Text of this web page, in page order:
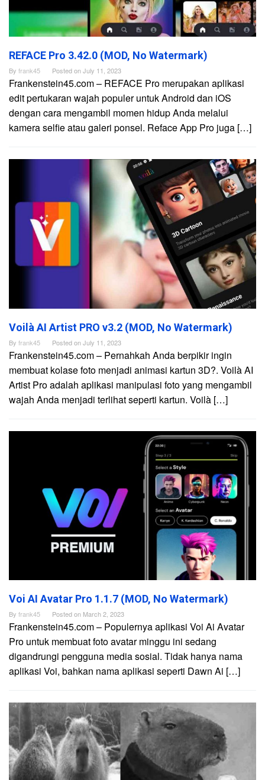
REFACE Pro 3.42.0 (MOD, No Watermark)
By frank45 Posted onJuly 11, 2023
Frankenstein45.com – REFACE Pro merupakan aplikasi
edit pertukaran wajah populer untuk Android dan iOS
dengan cara mengambil momen hidup Anda melalui
kamera selfie atau galeri ponsel. Reface App Pro juga […]
Voilà AI Artist PRO v3.2 (MOD, No Watermark)
By frank45 Posted onJuly 11, 2023
Frankenstein45.com – Pernahkah Anda berpikir ingin
membuat kolase foto menjadi animasi kartun 3D?. Voilà AI
Artist Pro adalah aplikasi manipulasi foto yang mengambil
wajah Anda menjadi terlihat seperti kartun. Voilà […]
Voi AI Avatar Pro 1.1.7 (MOD, No Watermark)
By frank45 Posted on March 2, 2023
Frankenstein45.com – Populernya aplikasi Voi Ai Avatar
Pro untuk membuat foto avatar minggu ini sedang
digandrungi pengguna media sosial. Tidak hanya nama
aplikasi Voi, bahkan nama aplikasi seperti Dawn Ai […]